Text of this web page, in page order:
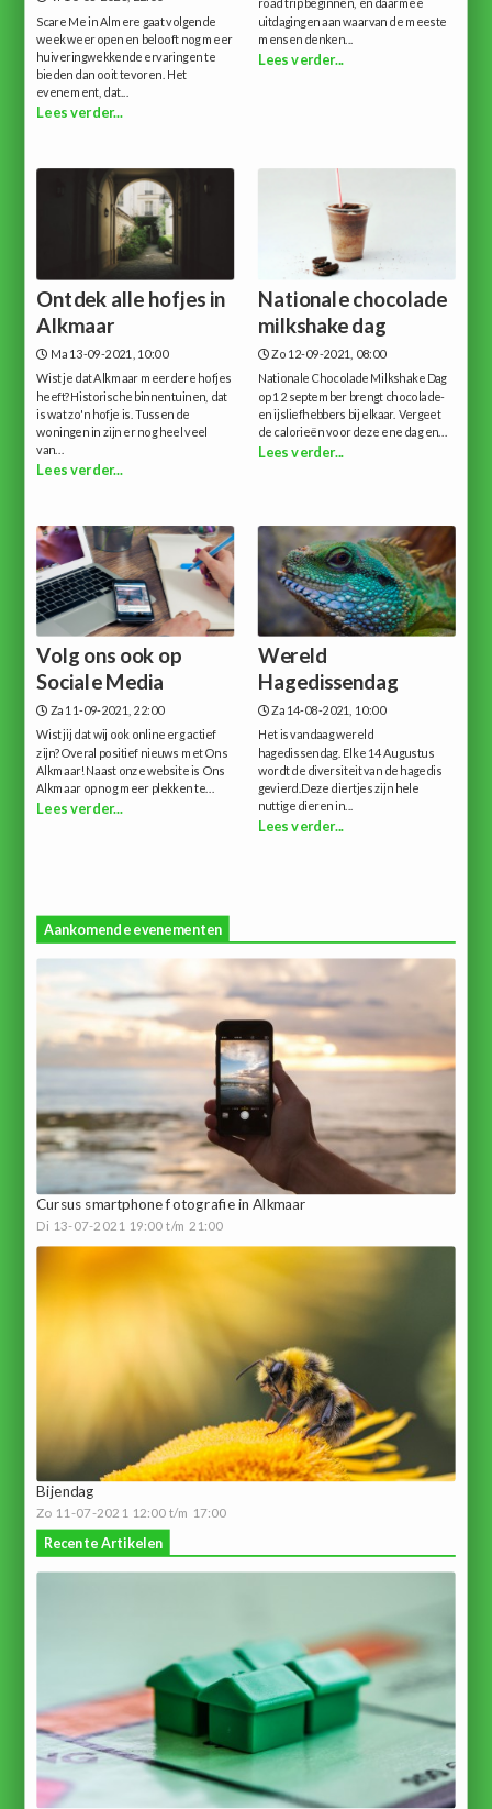
Scare Me in Almere gaat volgende
week weer open en belooft nog meer
huiveringwekkende ervaringen te
bieden dan ooit tevoren. Het
evenement, dat...
Lees verder...
road trip beginnen, en daarmee
uitdagingen aan waarvan de meeste
mensen denken...
Lees verder...
Ontdek alle hofjes in
Alkmaar
Ma 13-09-2021, 10:00
Wist je dat Alkmaar meerdere hofjes
heeft?Historische binnentuinen, dat
is wat zo'n hofje is. Tussen de
woningen in zijn er nog heel veel
van...
Lees verder...
Nationale chocolade
milkshake dag
Zo 12-09-2021, 08:00
Nationale Chocolade Milkshake Dag
op 12 september brengt chocolade-
en ijsliefhebbers bij elkaar. Vergeet
de calorieën voor deze ene dag en...
Lees verder...
Volg ons ook op
Sociale Media
Za 11-09-2021, 22:00
Wist jij dat wij ook online erg actief
zijn?Overal positief nieuws met Ons
Alkmaar!Naast onze website is Ons
Alkmaar op nog meer plekken te...
Lees verder...
Wereld
Hagedissendag
Za 14-08-2021, 10:00
Het is vandaag wereld
hagedissendag. Elke 14 Augustus
wordt de diversiteit van de hagedis
gevierd.Deze diertjes zijn hele
nuttige dieren in...
Lees verder...
Aankomende evenementen
Cursus smartphone fotografie in Alkmaar
Di 13-07-2021 19:00 t/m 21:00
Bijendag
Zo 11-07-2021 12:00 t/m 17:00
Recente Artikelen